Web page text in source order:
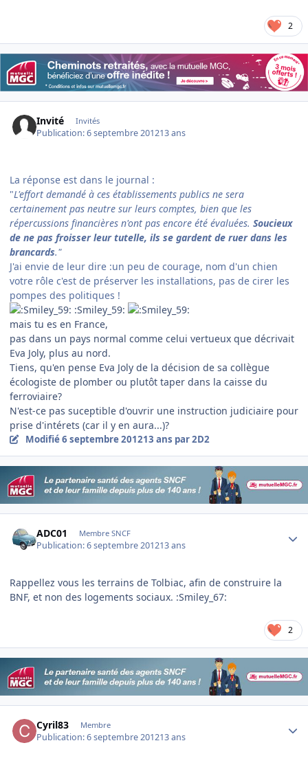
2
Invité Invités
Publication:6 septembre 201213 ans
La réponse est dans le journal :
"L'effort demandé à ces établissements publics ne sera
certainement pas neutre sur leurs comptes, bien que les
répercussions financières n'ont pas encore été évaluées. Soucieux
de ne pas froisser leur tutelle, ils se gardent de ruer dans les
brancards."
J'ai envie de leur dire :un peu de courage, nom d'un chien
votre rôle c'est de préserver les installations, pas de cirer les
pompes des politiques !
:Smiley_59:
mais tu es en France,
pas dans un pays normal comme celui vertueux que décrivait
Eva Joly, plus au nord.
Tiens, qu'en pense Eva Joly de la décision de sa collègue
écologiste de plomber ou plutôt taper dans la caisse du
ferroviaire?
N'est-ce pas suceptible d'ouvrir une instruction judiciaire pour
prise d'intérets (car il y en aura...)?
Modifié6 septembre 201213 ans par 2D2
ADC01 Membre SNCF
Publication:6 septembre 201213 ans
Rappellez vous les terrains de Tolbiac, afin de construire la
BNF, et non des logements sociaux. :Smiley_67:
2
Cyril83 Membre
Publication:6 septembre 201213 ans